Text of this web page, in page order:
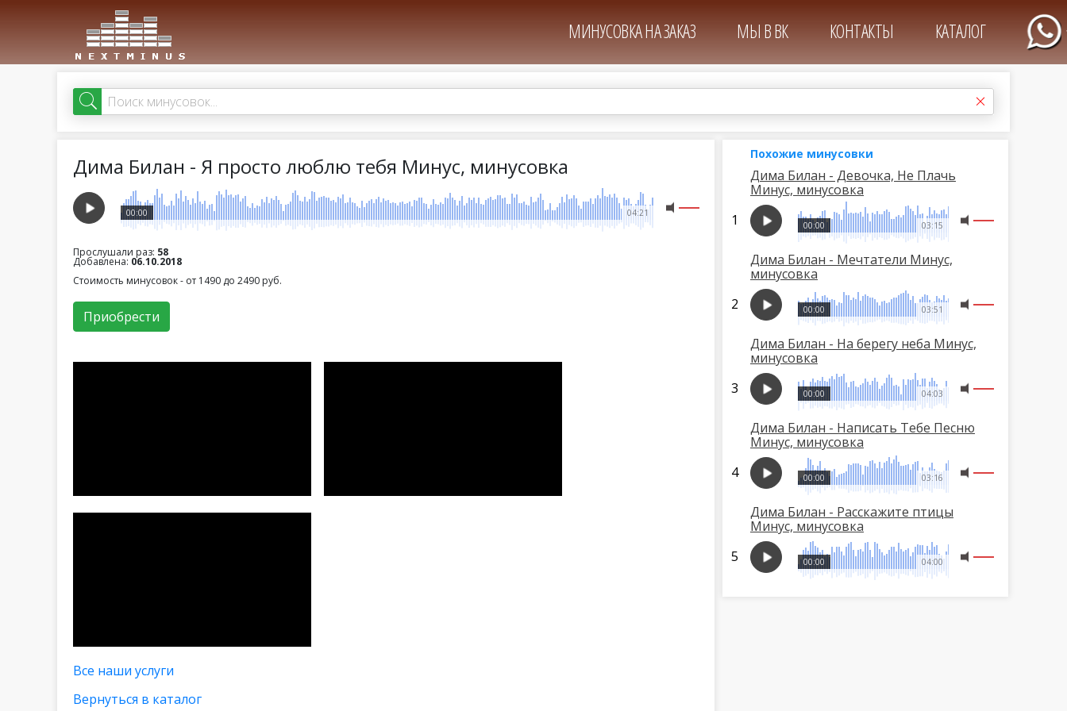
МИНУСОВКА НА ЗАКАЗ МЫ В ВК КОНТАКТЫ КАТАЛОГ
Дима Билан - Я просто люблю тебя Минус, минусовка
04:21
00:00
Прослушали раз: 58
Добавлена: 06.10.2018
Стоимость минусовок - от 1490 до 2490 руб.
Приобрести
Все наши услуги
Вернуться в каталог
Похожие минусовки
Дима Билан - Девочка, Не Плачь
Минус, минусовка
03:15
00:00
Дима Билан - Мечтатели Минус,
минусовка
03:51
00:00
Дима Билан - На берегу неба Минус,
минусовка
04:03
00:00
Дима Билан - Написать Тебе Песню
Минус, минусовка
03:16
00:00
Дима Билан - Расскажите птицы
Минус, минусовка
04:00
00:00